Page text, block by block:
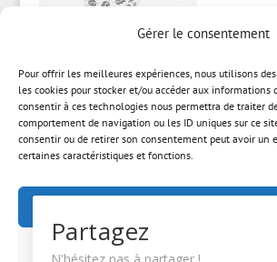
Gérer le consentement
Pour offrir les meilleures expériences, nous utilisons
les cookies pour stocker et/ou accéder aux informations
consentir à ces technologies nous permettra de traiter
comportement de navigation ou les ID uniques sur ce
consentir ou de retirer son consentement peut avoir un
certaines caractéristiques et fonctions.
Grande
tisanière motif
palme
Partagez